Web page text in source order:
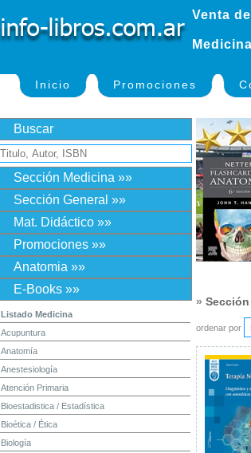
Venta
Inicio Promociones
Buscar
Sección Medicina »»
Sección General »»
Mat. Didáctico »»
Promociones »»
Anatomia »»
E-Books »»
Listado Medicina
Acupuntura
Anatomía
Anestesiología
Atención Primaria
Bioestadistica / Estadística
Bioética / Ética
Biología
»
ordenar por